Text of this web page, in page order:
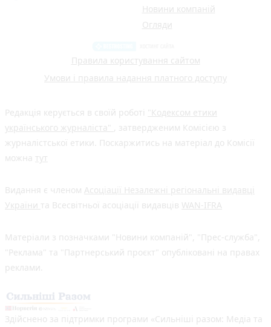
Новини компаній
Огляди
Правила користування сайтом
Умови і правила надання платного доступу
Редакція керується в своїй роботі "Кодексом етики
українського журналіста"
, затвердженим Комісією з
журналістської етики. Поскаржитись на матеріал до Комісії
можна тут
Видання є членом Асоціації Незалежні регіональні видавці
України та Всесвітньої асоціації видавців WAN-IFRA
Матеріали з позначками "Новини компаній", "Прес-служба",
"Реклама" та "Партнерський проєкт" опубліковані на правах
реклами.
Здійснено за підтримки програми «Сильніші разом: Медіа та